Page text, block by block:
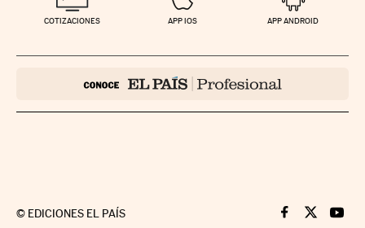
COTIZACIONES APP IOS APP ANDROID
© EDICIONES EL PAÍS Cinco Días en
Cinco Días
Cinco